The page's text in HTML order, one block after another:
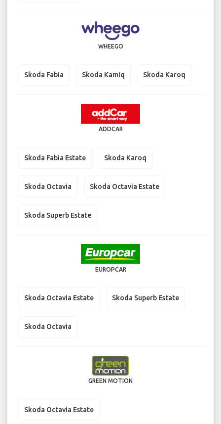
WHEEGO
Skoda Fabia Skoda Kamiq Skoda Karoq
ADDCAR
Skoda Fabia Estate Skoda Karoq
Skoda Octavia Skoda Octavia Estate
Skoda Superb Estate
EUROPCAR
Skoda Octavia Estate Skoda Superb Estate
Skoda Octavia
GREEN MOTION
Skoda Octavia Estate